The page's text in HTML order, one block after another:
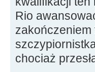
Rio
zakończeniem
chociaż